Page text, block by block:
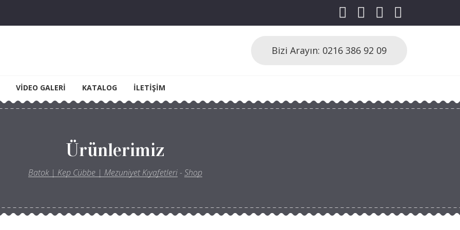
Kıyafetleri
VIDEO GALERI KATALOG İLETIŞIM
Bizi Arayın: 0216 386 92 09
Ürünlerimiz
Batok | Kep Cübbe | Mezuniyet Kıyafetleri-Shop